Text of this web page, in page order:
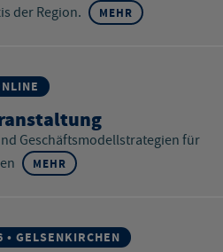
der Region.
MEHR
Geschäftsmodellstrategien für
MEHR
GELSENKIRCHEN